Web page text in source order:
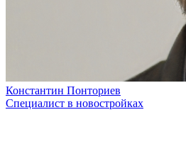
Константин Понториев
Специалист в новостройках